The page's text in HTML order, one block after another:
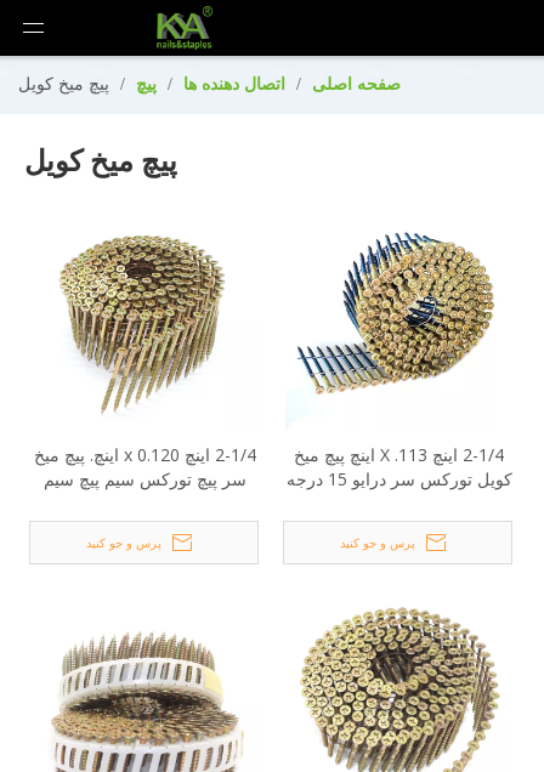
صفحه اصلی / اتصال دهنده ها / پیچ / پیچ میخ کویل
پیچ میخ کویل
2-1/4 اینچ X .113 اینچ پیچ میخ
کویل تورکس سر درایو 15 درجه
پرس و جو کنید
2-1/4 اینچ x 0.120 اینچ. پیچ میخ
سر پیچ تورکس سیم پیچ سیم
پرس و جو کنید